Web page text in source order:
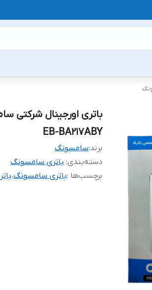
EB-BA217ABY
برند:سامسونگ
دسته‌بندی: باتری سامسونگ
برچسب‌ها :باتری سامسونگ،